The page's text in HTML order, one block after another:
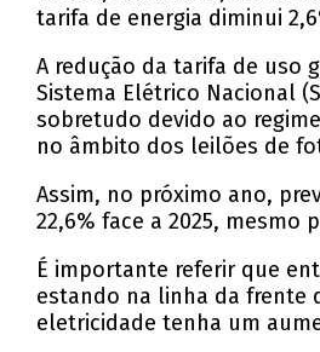
tarifa de energia diminui
A redução da tarifa de uso
Sistema Elétrico Nacional
sobretudo devido ao
no âmbito dos leilões de
Assim, no próximo ano,
22,6% face a 2025,
É importante referir que
estando na linha da frente
eletricidade tenha um